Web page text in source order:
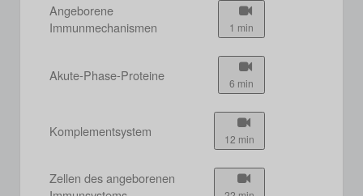
Angeborene
Immunmechanismen
1 min
Akute-Phase-Proteine 6 min
Komplementsystem 12 min
Zellen des angeborenen